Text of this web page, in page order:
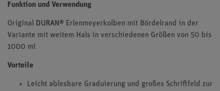
Funktion und Verwendung
Original DURAN® Erlenmeyerkolben mit Bördelrand in der
Variante mit weitem Hals in verschiedenen Größen von 50 bis
1000 ml
Vorteile
Leicht ablesbare Graduierung und großes Schriftfeld zur